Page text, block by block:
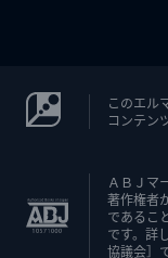
このエル
コンテン
ＡＢＪマ
著作権者
であるこ
です。詳
協議会］